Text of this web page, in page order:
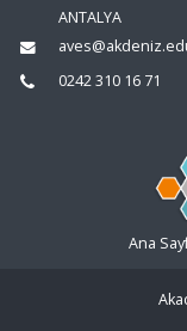
ANTALYA
0242 310 16 71
Ana